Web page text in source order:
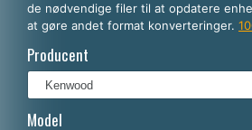
Español
Deutsch
de nødvendige filer til at opdatere
at gøre andet format konverteringer.
Producent
Model